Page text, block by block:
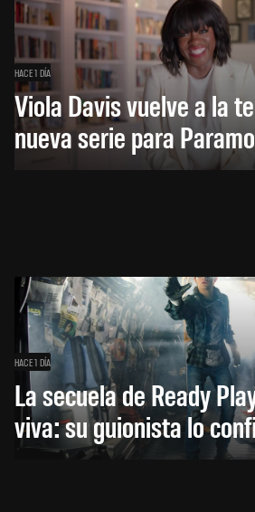
HACE 1 DÍA
Viola Davis vuelve a la
nueva serie para
HACE 1 DÍA
La secuela de Ready
viva: su guionista lo